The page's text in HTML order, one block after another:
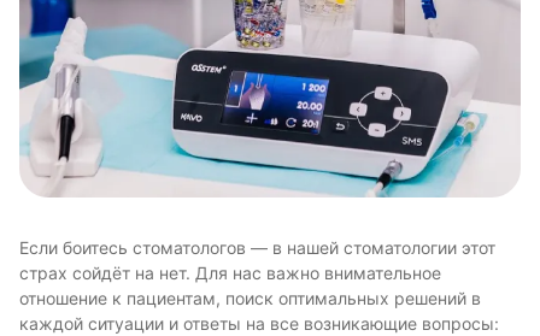
Если боитесь стоматологов — в нашей стоматологии этот
страх сойдёт на нет. Для нас важно внимательное
отношение к пациентам, поиск оптимальных решений в
каждой ситуации и ответы на все возникающие вопросы: